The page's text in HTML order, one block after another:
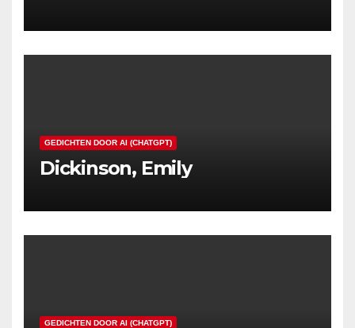
GEDICHTEN DOOR AI (CHATGPT)
Dickinson, Emily
GEDICHTEN DOOR AI (CHATGPT)